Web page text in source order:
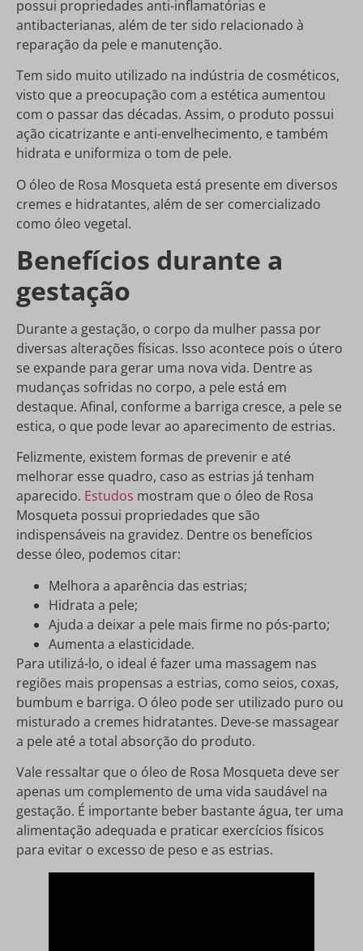
possui propriedades anti-inflamatórias e
antibacterianas, além de ter sido relacionado à
reparação da pele e manutenção.
Tem sido muito utilizado na indústria de cosméticos,
visto que a preocupação com a estética aumentou
com o passar das décadas. Assim, o produto possui
ação cicatrizante e anti-envelhecimento, e também
hidrata e uniformiza o tom de pele.
O óleo de Rosa Mosqueta está presente em diversos
cremes e hidratantes, além de ser comercializado
como óleo vegetal.
Benefícios durante a
gestação
Durante a gestação, o corpo da mulher passa por
diversas alterações físicas. Isso acontece pois o útero
se expande para gerar uma nova vida. Dentre as
mudanças sofridas no corpo, a pele está em
destaque. Afinal, conforme a barriga cresce, a pele se
estica, o que pode levar ao aparecimento de estrias.
Felizmente, existem formas de prevenir e até
melhorar esse quadro, caso as estrias já tenham
aparecido. Estudos mostram que o óleo de Rosa
Mosqueta possui propriedades que são
indispensáveis na gravidez. Dentre os benefícios
desse óleo, podemos citar:
Melhora a aparência das estrias;
Hidrata a pele;
Ajuda a deixar a pele mais firme no pós-parto;
Aumenta a elasticidade.
Para utilizá-lo, o ideal é fazer uma massagem nas
regiões mais propensas a estrias, como seios, coxas,
bumbum e barriga. O óleo pode ser utilizado puro ou
misturado a cremes hidratantes. Deve-se massagear
a pele até a total absorção do produto.
Vale ressaltar que o óleo de Rosa Mosqueta deve ser
apenas um complemento de uma vida saudável na
gestação. É importante beber bastante água, ter uma
alimentação adequada e praticar exercícios físicos
para evitar o excesso de peso e as estrias.